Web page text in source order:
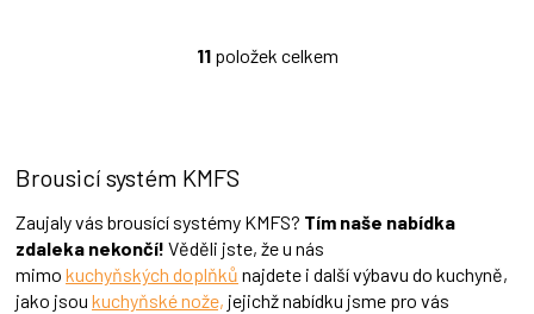
O
í
p
r
v
11položek celkem
Brousicí systém KMFS
Zaujaly vás brousící systémy KMFS? Tím naše nabídka
zdaleka nekončí! Věděli jste, že u nás
mimo kuchyňských doplňků najdete i další výbavu do kuchyně,
jako jsou kuchyňské nože, jejichž nabídku jsme pro vás